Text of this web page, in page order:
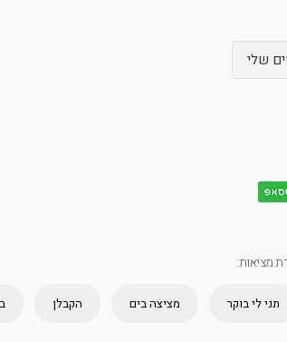
שלי
מציאות:
תני לי בוקר מציצה בים הקבלן